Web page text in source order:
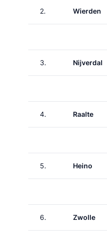
2. Wierden
3. Nijverdal
4. Raalte
5. Heino
6. Zwolle